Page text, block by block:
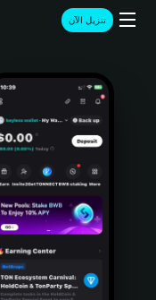
تنزيل الآن